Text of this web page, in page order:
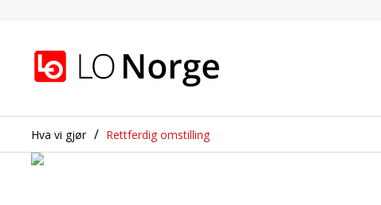
Tillitsvalgtes
Hva vi gjør Rettferdig omstilling